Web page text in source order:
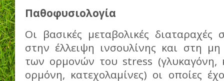
Παθοφυσιολογία
Οι βασικές μεταβολικές διαταραχές
στην έλλειψη ινσουλίνης και στη
των ορμονών του stress (γλυκαγόνη,
ορμόνη, κατεχολαμίνες) οι οποίες